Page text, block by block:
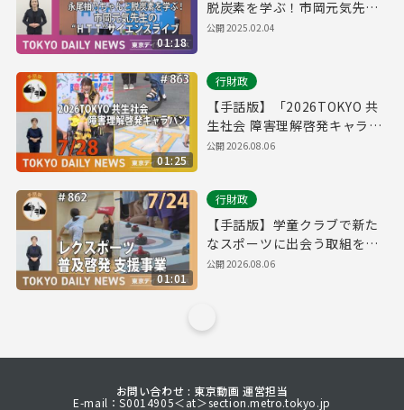
01:18
脱炭素を学ぶ！市岡元気先生
の“HTT”サイエンスライブ
公開2025.02.04
01:25
行財政
【手話版】「2026TOKYO 共
生社会 障害理解啓発キャラバ
ン」スタート！（令和8年7月
公開2026.08.06
01:01
行財政
【手話版】学童クラブで新た
なスポーツに出会う取組を開
始！（令和8年7月24日 東京デ
公開2026.08.06
お問い合わせ : 東京動画 運営担当
E-mail：S0014905＜at＞section.metro.tokyo.jp